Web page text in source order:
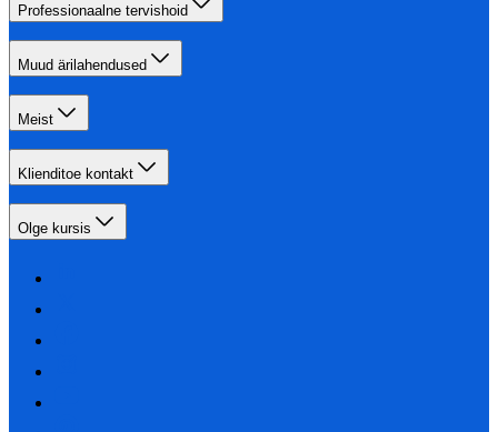
Professionaalne tervishoid
Muud ärilahendused
Meist
Klienditoe kontakt
Olge kursis